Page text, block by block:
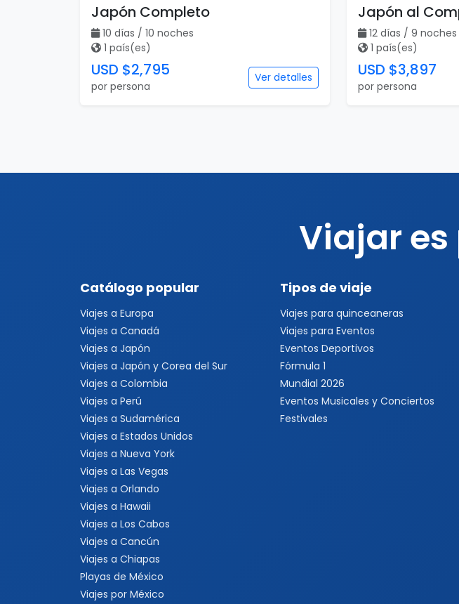
Japón Completo
10 días / 10 noches
1 país(es)
USD $2,795
por persona
Ver detalles
Japón al
12 días / 9 noches
1 país(es)
USD $3,897
por persona
Viajar
Catálogo popular
Viajes a Europa
Viajes a Canadá
Viajes a Japón
Viajes a Japón y Corea del Sur
Viajes a Colombia
Viajes a Perú
Viajes a Sudamérica
Viajes a Estados Unidos
Viajes a Nueva York
Viajes a Las Vegas
Viajes a Orlando
Viajes a Hawaii
Viajes a Los Cabos
Viajes a Cancún
Viajes a Chiapas
Playas de México
Viajes por México
Tipos de viaje
Viajes para quinceaneras
Viajes para Eventos
Eventos Deportivos
Fórmula 1
Mundial 2026
Eventos Musicales y Conciertos
Festivales